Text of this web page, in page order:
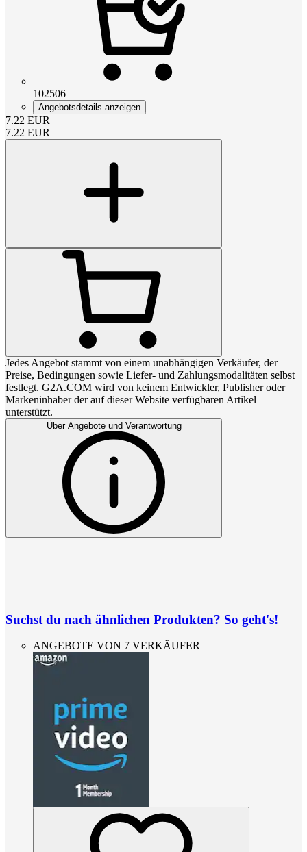
102506
Angebotsdetails anzeigen
7.22 EUR
7.22 EUR
Jedes Angebot stammt von einem unabhängigen Verkäufer, der
Preise, Bedingungen sowie Liefer- und Zahlungsmodalitäten selbst
festlegt. G2A.COM wird von keinem Entwickler, Publisher oder
Markeninhaber der auf dieser Website verfügbaren Artikel
unterstützt.
Über Angebote und Verantwortung
Suchst du nach ähnlichen Produkten? So geht's!
ANGEBOTE VON 7 VERKÄUFER